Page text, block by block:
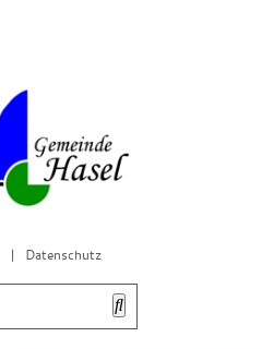
| Datenschutz